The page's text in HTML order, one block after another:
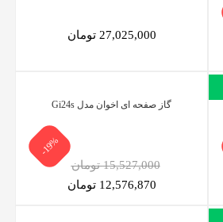
27,025,000 تومان
گاز صفحه ای اخوان مدل Gi24s
-19%
15,527,000 تومان
12,576,870 تومان